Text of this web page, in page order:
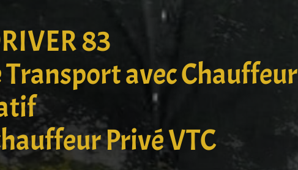
83
Transport avec Chauffeur
Privé VTC